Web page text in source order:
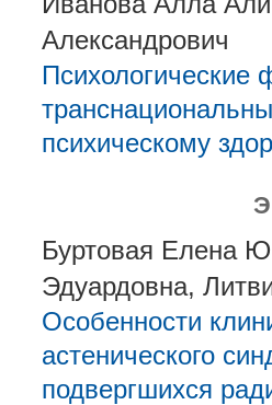
Александрович
Психологические
психическому
Буртовая Елена
Эдуардовна,
Особенности
астенического
подвергшихся